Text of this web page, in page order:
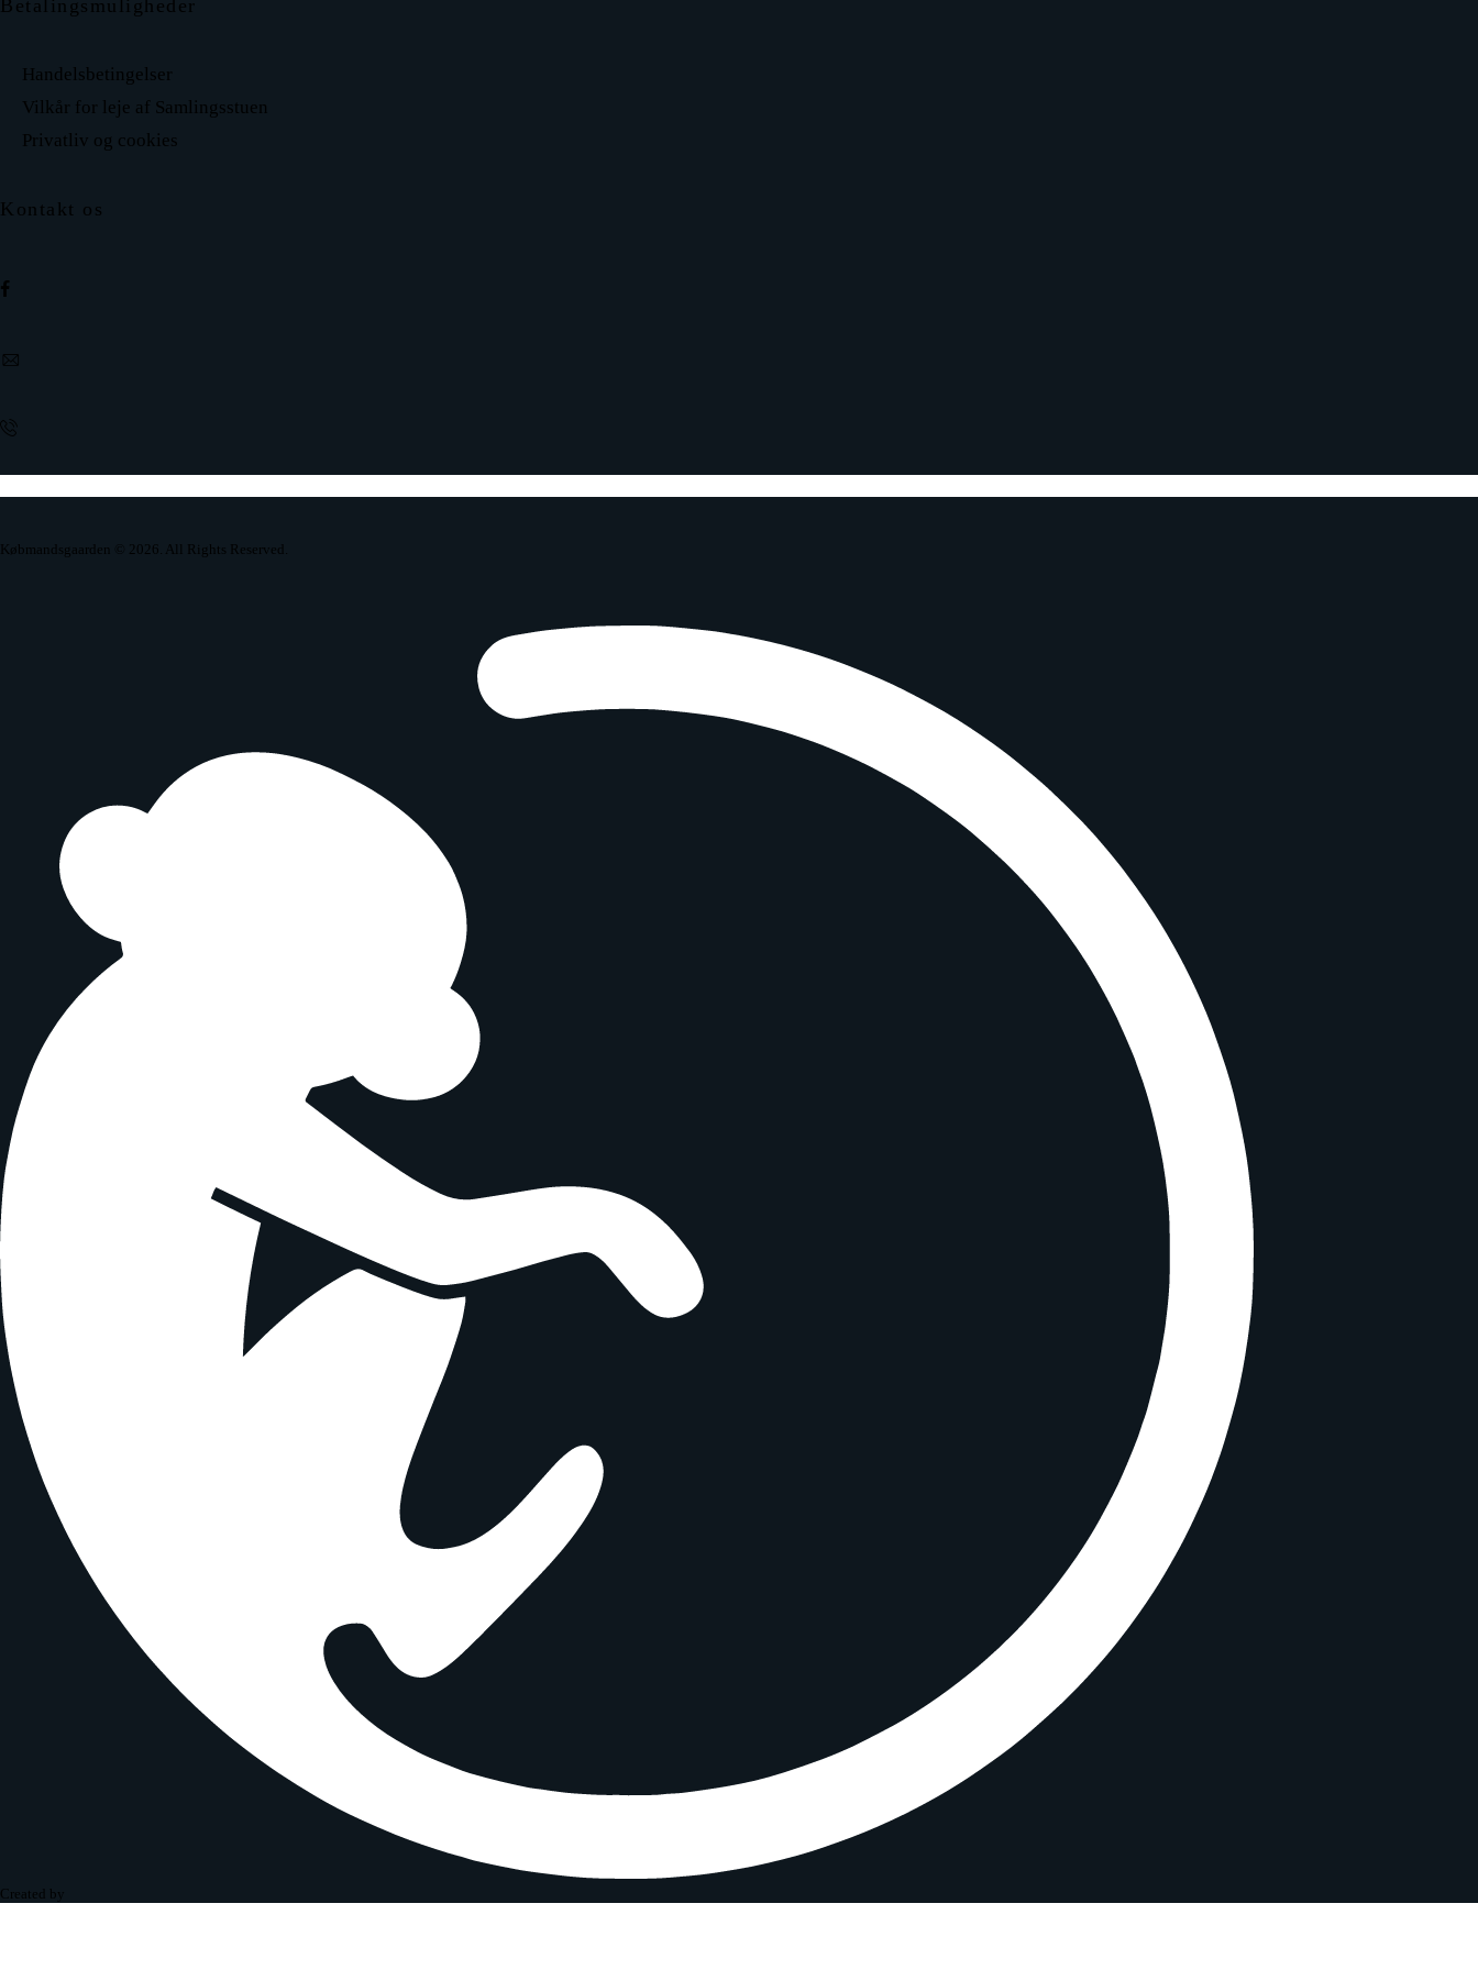
Betalingsmuligheder
Handelsbetingelser
Vilkår for leje af Samlingsstuen
Privatliv og cookies
Kontakt os
facebook
envelope-2
phone-call
Købmandsgaarden © 2026. All Rights Reserved.
Created by